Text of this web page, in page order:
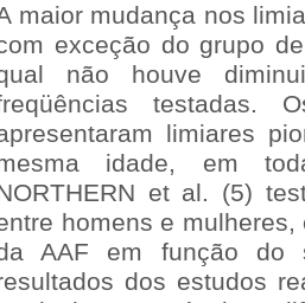
maior mudança nos
exceção do grupo
não houve
testadas.
limiares
idade, em
et al. (5)
homens e
AAF em função do
dos estudos